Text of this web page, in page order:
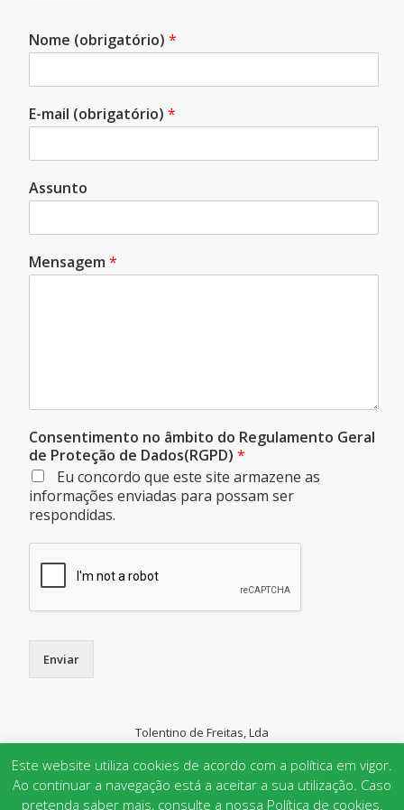
Nome (obrigatório) *
E-mail (obrigatório) *
Assunto
Mensagem *
Consentimento no âmbito do Regulamento Geral
de Proteção de Dados(RGPD) *
Eu concordo que este site armazene as
informações enviadas para possam ser
respondidas.
Enviar
Tolentino de Freitas, Lda
MENU
Este website utiliza cookies de acordo com a política em vigor.
Ao continuar a navegação está a aceitar a sua utilização. Caso
pretenda saber mais, consulte a nossa Política de cookies.